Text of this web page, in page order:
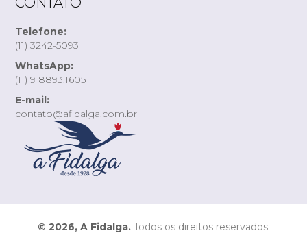
Telefone:
(11) 3242-5093
WhatsApp:
(11) 9 8893.1605
E-mail:
contato@afidalga.com.br
© 2026, A Fidalga.Todos os direitos reservados.